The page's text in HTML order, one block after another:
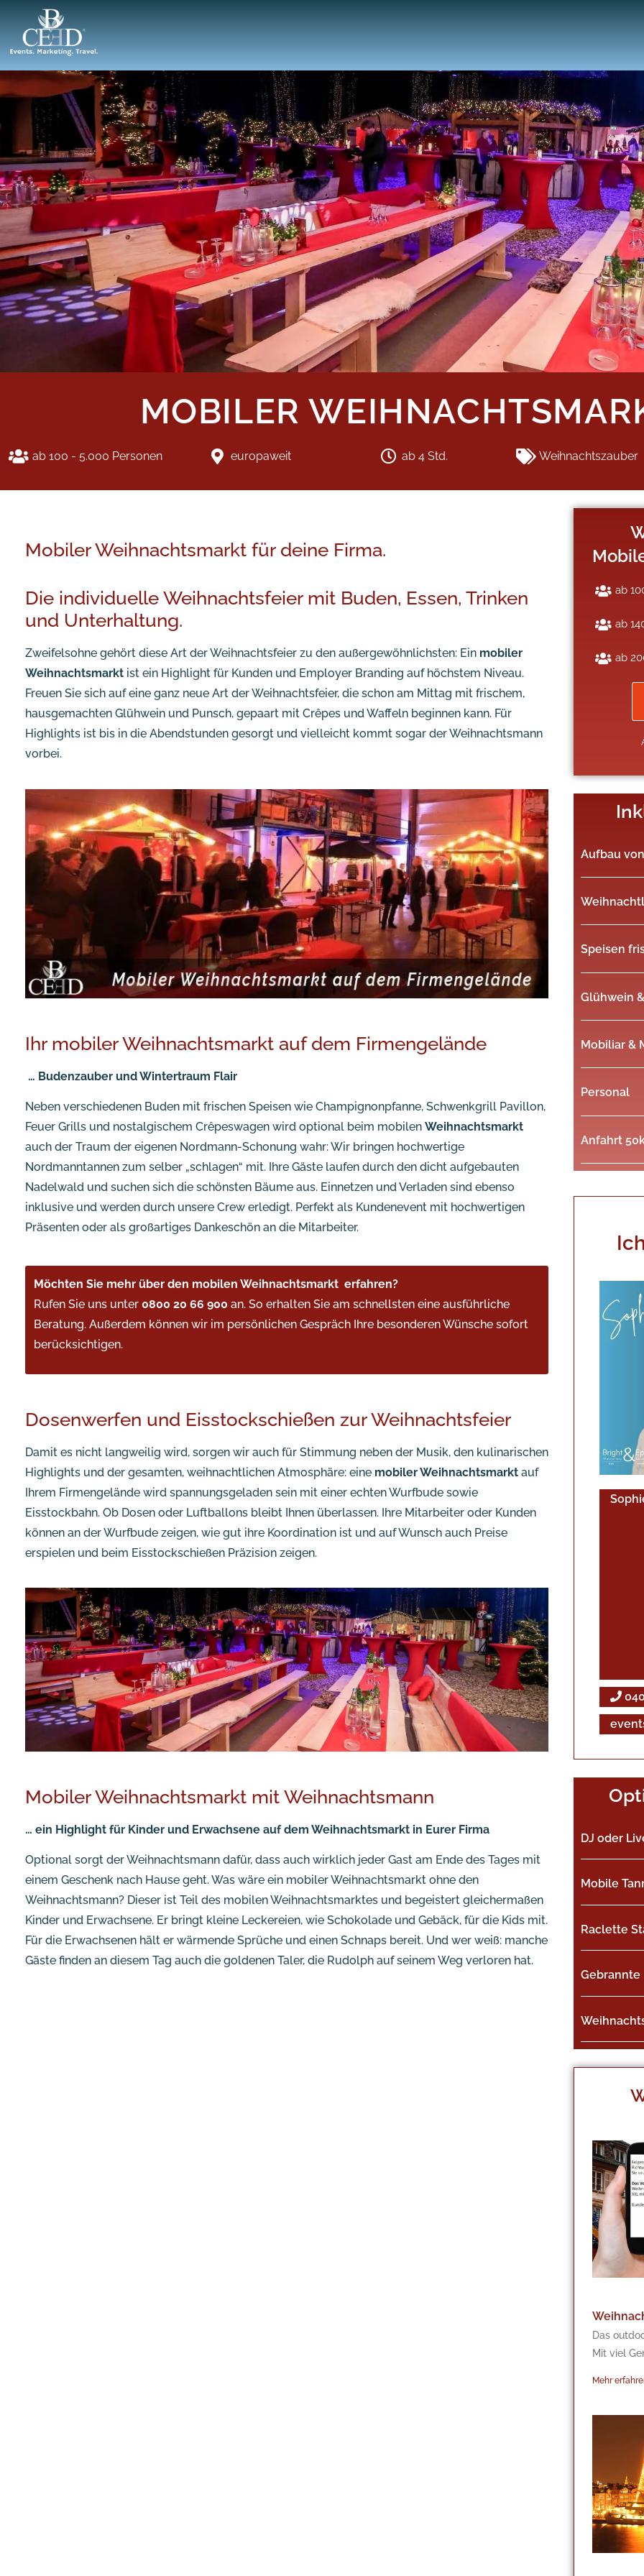
MOBILER
ab 100 - 5.000 Personen europaweit ab 4 Std. Weihnachtszauber
Mobiler Weihnachtsmarkt für deine Firma.
Die individuelle Weihnachtsfeier mit Buden, Essen, Trinken
und Unterhaltung.
Zweifelsohne gehört diese Art der Weihnachtsfeier zu den außergewöhnlichsten: Ein mobiler
Weihnachtsmarkt ist ein Highlight für Kunden und Employer Branding auf höchstem Niveau.
Freuen Sie sich auf eine ganz neue Art der Weihnachtsfeier, die schon am Mittag mit frischem,
hausgemachten Glühwein und Punsch, gepaart mit Crêpes und Waffeln beginnen kann. Für
Highlights ist bis in die Abendstunden gesorgt und vielleicht kommt sogar der Weihnachtsmann
vorbei.
Ihr mobiler Weihnachtsmarkt auf dem Firmengelände
… Budenzauber und Wintertraum Flair
Neben verschiedenen Buden mit frischen Speisen wie Champignonpfanne, Schwenkgrill Pavillon,
Feuer Grills und nostalgischem Crêpeswagen wird optional beim mobilen Weihnachtsmarkt
auch der Traum der eigenen Nordmann-Schonung wahr: Wir bringen hochwertige
Nordmanntannen zum selber „schlagen“ mit. Ihre Gäste laufen durch den dicht aufgebauten
Nadelwald und suchen sich die schönsten Bäume aus. Einnetzen und Verladen sind ebenso
inklusive und werden durch unsere Crew erledigt. Perfekt als Kundenevent mit hochwertigen
Präsenten oder als großartiges Dankeschön an die Mitarbeiter.
Möchten Sie mehr über den mobilen Weihnachtsmarkt erfahren?
Rufen Sie uns unter 0800 20 66 900 an. So erhalten Sie am schnellsten eine ausführliche
Beratung. Außerdem können wir im persönlichen Gespräch Ihre besonderen Wünsche sofort
berücksichtigen.
Dosenwerfen und Eisstockschießen zur Weihnachtsfeier
Damit es nicht langweilig wird, sorgen wir auch für Stimmung neben der Musik, den kulinarischen
Highlights und der gesamten, weihnachtlichen Atmosphäre: eine mobiler Weihnachtsmarkt auf
Ihrem Firmengelände wird spannungsgeladen sein mit einer echten Wurfbude sowie
Eisstockbahn. Ob Dosen oder Luftballons bleibt Ihnen überlassen. Ihre Mitarbeiter oder Kunden
können an der Wurfbude zeigen, wie gut ihre Koordination ist und auf Wunsch auch Preise
erspielen und beim Eisstockschießen Präzision zeigen.
Mobiler Weihnachtsmarkt mit Weihnachtsmann
… ein Highlight für Kinder und Erwachsene auf dem Weihnachtsmarkt in Eurer Firma
Optional sorgt der Weihnachtsmann dafür, dass auch wirklich jeder Gast am Ende des Tages mit
einem Geschenk nach Hause geht. Was wäre ein mobiler Weihnachtsmarkt ohne den
Weihnachtsmann? Dieser ist Teil des mobilen Weihnachtsmarktes und begeistert gleichermaßen
Kinder und Erwachsene. Er bringt kleine Leckereien, wie Schokolade und Gebäck, für die Kids mit.
Für die Erwachsenen hält er wärmende Sprüche und einen Schnaps bereit. Und wer weiß: manche
Gäste finden an diesem Tag auch die goldenen Taler, die Rudolph auf seinem Weg verloren hat.
ab
ab
ab
Aufbau
Speisen
Glühwein
Mobiliar &
Personal
Anfahrt
DJ oder
Mobile
Raclette
Gebrannte
Das
Mit viel
Mehr